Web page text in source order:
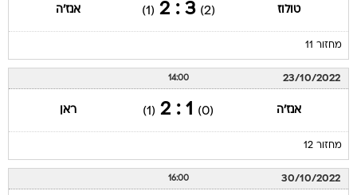
טולוז (2)
3 : 2
(1) אנז'ה
מחזור 11
23/10/2022
14:00
אנז'ה (0)
1 : 2
(1) ראן
מחזור 12
30/10/2022
16:00